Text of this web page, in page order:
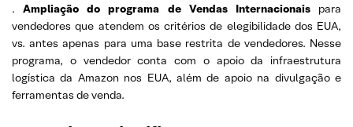
.Ampliação do programa de Vendas Internacionaispara
vendedores que atendem os critérios de elegibilidade dos EUA,
vs. antes apenas para uma base restrita de vendedores. Nesse
programa, o vendedor conta com o apoio da infraestrutura
logística da Amazon nos EUA, além de apoio na divulgação e
ferramentas de venda.